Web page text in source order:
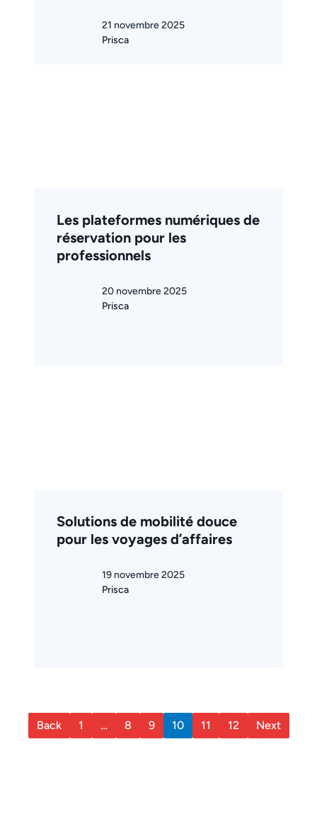
21 novembre 2025
Prisca
Les plateformes numériques de
réservation pour les
professionnels
20 novembre 2025
Prisca
Solutions de mobilité douce
pour les voyages d’affaires
19 novembre 2025
Prisca
Back 1 … 8 9 10 11 12 Next